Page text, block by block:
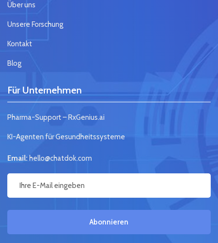
Über uns
Unsere Forschung
Kontakt
Blog
Für Unternehmen
Pharma-Support – RxGenius.ai
KI-Agenten für Gesundheitssysteme
Email: hello@chatdok.com
Abonnieren